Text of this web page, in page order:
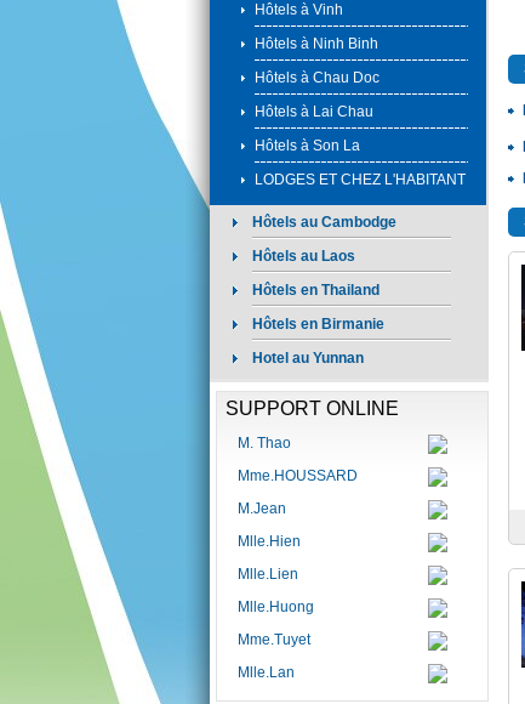
Hôtels à Vinh
Hôtels à Ninh Binh
Hôtels à Chau Doc
Hôtels à Lai Chau
Hôtels à Son La
LODGES ET CHEZ L'HABITANT
Hôtels au Cambodge
Hôtels au Laos
Hôtels en Thailand
Hôtels en Birmanie
Hotel au Yunnan
SUPPORT ONLINE
M. Thao
Mme.HOUSSARD
M.Jean
Mlle.Hien
Mlle.Lien
Mlle.Huong
Mme.Tuyet
Mlle.Lan